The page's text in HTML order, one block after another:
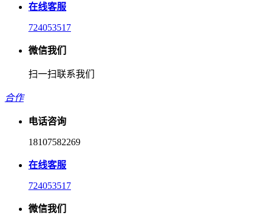
在线客服
724053517
微信我们
扫一扫联系我们
合作
电话咨询
18107582269
在线客服
724053517
微信我们